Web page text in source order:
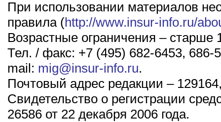
При использовании материалов
правила (http://www.insur-info.ru/
Возрастные ограничения – старше
Тел. / факс: +7 (495) 682-6453, 686-
mail: mig@insur-info.ru.
Почтовый адрес редакции –
Свидетельство о регистрации
26586 от 22 декабря 2006 года.